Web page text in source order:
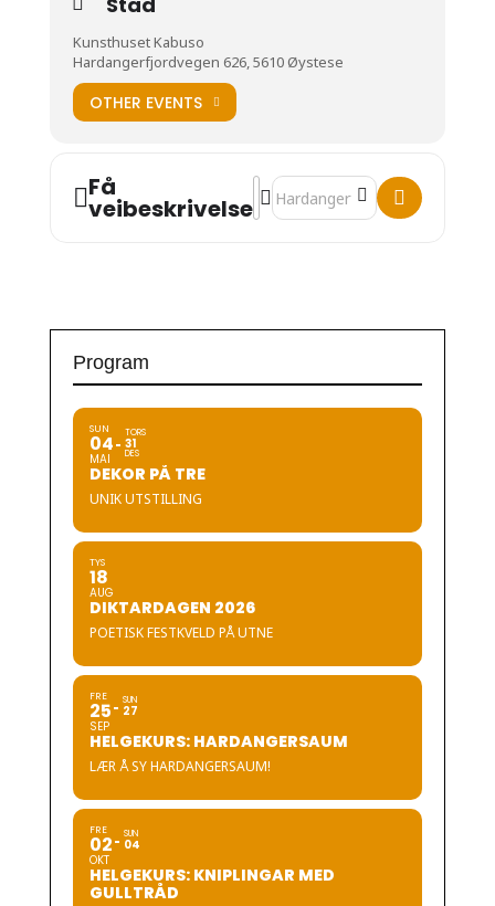
Kunsthuset Kabuso
Hardangerfjordvegen 626, 5610 Øystese
OTHER EVENTS
Få
veibeskrivelse
Address - Ketil Bjørnstad
Destination Address - Ketil
Program
SUN
04
MAI
TORS
31
DES
DEKOR PÅ TRE
UNIK UTSTILLING
TYS
18
AUG
DIKTARDAGEN 2026
POETISK FESTKVELD PÅ UTNE
FRE
25
SEP
SUN
27
HELGEKURS: HARDANGERSAUM
LÆR Å SY HARDANGERSAUM!
FRE
02
OKT
SUN
04
HELGEKURS: KNIPLINGAR MED
GULLTRÅD